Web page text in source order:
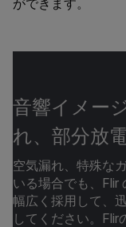
ができます。
音響イメー
れ、部分放
空気漏れ、特殊な
いる場合でも、Flir
幅広く採用して、
してください。Flir